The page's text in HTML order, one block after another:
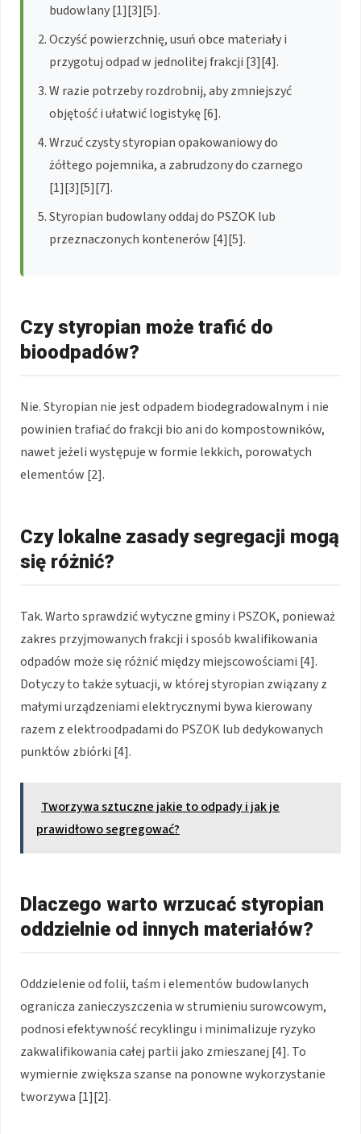
budowlany [1][3][5].
Oczyść powierzchnię, usuń obce materiały i
przygotuj odpad w jednolitej frakcji [3][4].
W razie potrzeby rozdrobnij, aby zmniejszyć
objętość i ułatwić logistykę [6].
Wrzuć czysty styropian opakowaniowy do
żółtego pojemnika, a zabrudzony do czarnego
[1][3][5][7].
Styropian budowlany oddaj do PSZOK lub
przeznaczonych kontenerów [4][5].
Czy styropian może trafić do
bioodpadów?
Nie. Styropian nie jest odpadem biodegradowalnym i nie
powinien trafiać do frakcji bio ani do kompostowników,
nawet jeżeli występuje w formie lekkich, porowatych
elementów [2].
Czy lokalne zasady segregacji mogą
się różnić?
Tak. Warto sprawdzić wytyczne gminy i PSZOK, ponieważ
zakres przyjmowanych frakcji i sposób kwalifikowania
odpadów może się różnić między miejscowościami [4].
Dotyczy to także sytuacji, w której styropian związany z
małymi urządzeniami elektrycznymi bywa kierowany
razem z elektroodpadami do PSZOK lub dedykowanych
punktów zbiórki [4].
Tworzywa sztuczne jakie to odpady i jak je
prawidłowo segregować?
Dlaczego warto wrzucać styropian
oddzielnie od innych materiałów?
Oddzielenie od folii, taśm i elementów budowlanych
ogranicza zanieczyszczenia w strumieniu surowcowym,
podnosi efektywność recyklingu i minimalizuje ryzyko
zakwalifikowania całej partii jako zmieszanej [4]. To
wymiernie zwiększa szanse na ponowne wykorzystanie
tworzywa [1][2].